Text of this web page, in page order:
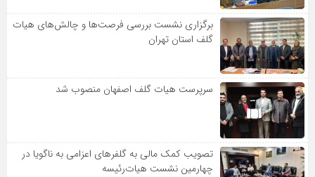
برگزاری نشست بررسی فرصت‌ها و چالش‌های هیات
گلف استان تهران
سرپرست هیات گلف اصفهان منصوب شد
تصویب کمک مالی به گلفرهای اعزامی به ناگویا در
چهارمین نشست هیات‌رئیسه